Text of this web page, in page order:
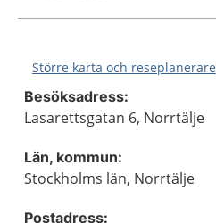
Större karta och reseplanerare
Besöksadress:
Lasarettsgatan 6, Norrtälje
Län, kommun:
Stockholms län, Norrtälje
Postadress: